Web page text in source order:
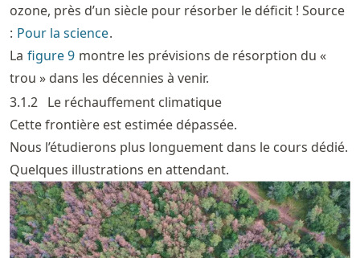
ozone, près d’un siècle pour résorber le déficit ! Source
: Pour la science.
La figure9 montre les prévisions de résorption du «
trou » dans les décennies à venir.
3.1.2 Le réchauffement climatique
Cette frontière est estimée dépassée.
Nous l’étudierons plus longuement dans le cours dédié.
Quelques illustrations en attendant.